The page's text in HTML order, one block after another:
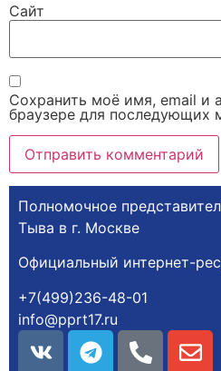
Сайт
Сохранить моё имя, email и
браузере для последующих
Полномочное
Тыва в г. Москве
Официальный интернет-
+7(499)236-48-01
info@pprt17.ru